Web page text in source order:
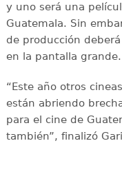
y uno será una
Guatemala. Sin
de producción
en la pantalla grande.
“Este año otros
están abriendo
para el cine de
también”, finalizó